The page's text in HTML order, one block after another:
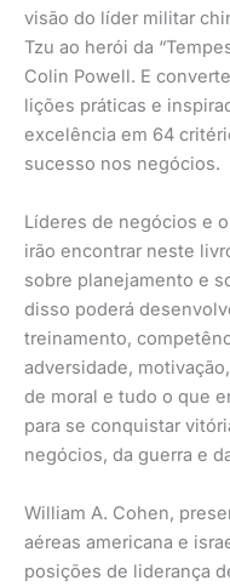
visão do líder militar
Tzu ao herói da
Colin Powell. E
lições práticas e
excelência em 64
sucesso nos negócios.
Líderes de negócios e
irão encontrar neste
sobre planejamento e
disso poderá
treinamento,
adversidade,
de moral e tudo o que
para se conquistar
negócios, da guerra e
William A. Cohen,
aéreas americana e
posições de liderança